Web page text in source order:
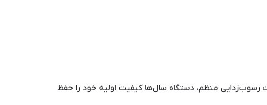
رسوب‌زدایی منظم، دستگاه سال‌ها کیفیت اولیه خود را حفظ